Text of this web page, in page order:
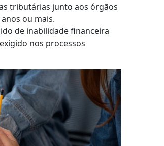
tributárias junto aos órgãos
ou mais.
de inabilidade financeira
nos processos